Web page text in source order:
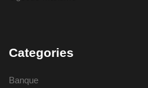
Categories
Banque